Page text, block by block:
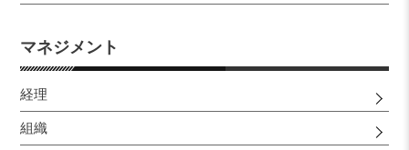
マネジメント
経理
組織